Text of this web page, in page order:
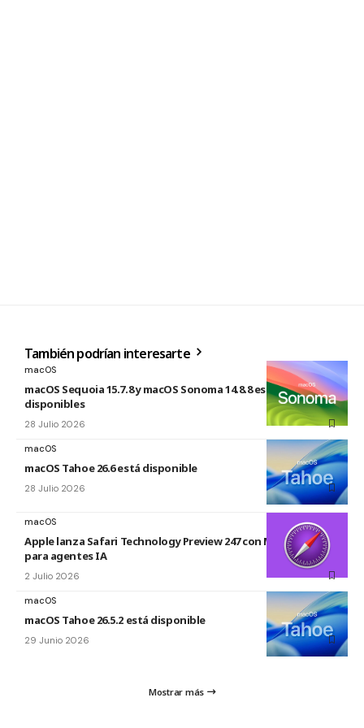
También podrían interesarte
macOS
macOS Sequoia 15.7.8 y macOS Sonoma 14.8.8 están
disponibles
28 Julio 2026
macOS
macOS Tahoe 26.6 está disponible
28 Julio 2026
macOS
Apple lanza Safari Technology Preview 247 con MCP Server
para agentes IA
2 Julio 2026
macOS
macOS Tahoe 26.5.2 está disponible
29 Junio 2026
Mostrar más